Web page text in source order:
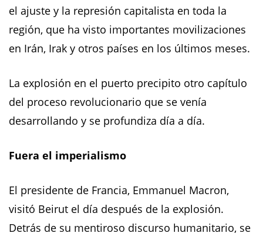
el ajuste y la represión capitalista en toda la
región, que ha visto importantes movilizaciones
en Irán, Irak y otros países en los últimos meses.
La explosión en el puerto precipito otro capítulo
del proceso revolucionario que se venía
desarrollando y se profundiza día a día.
Fuera el imperialismo
El presidente de Francia, Emmanuel Macron,
visitó Beirut el día después de la explosión.
Detrás de su mentiroso discurso humanitario, se